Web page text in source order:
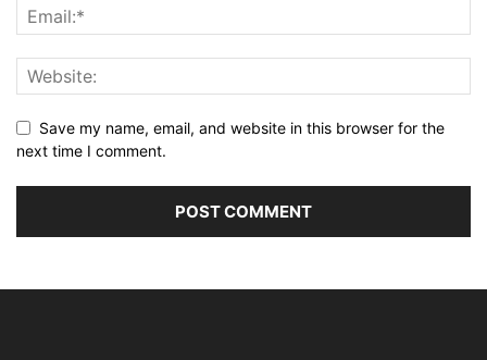
Save my name, email, and website in this browser for the
next time I comment.